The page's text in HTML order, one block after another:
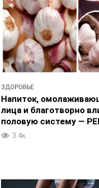
ЗДОРОВЬЕ
Напиток,
лица и благотворно
половую систему —
3.4к.